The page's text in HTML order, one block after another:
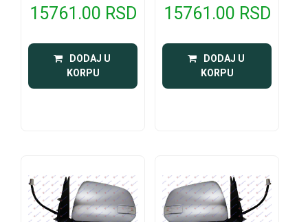
KVALITET
15761.00 RSD
DODAJ U
KORPU
KVALITET
15761.00 RSD
DODAJ U
KORPU